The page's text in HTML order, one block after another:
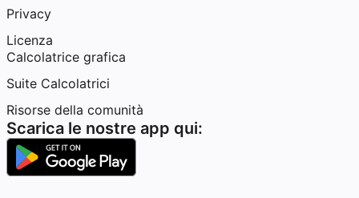
Privacy
Licenza
Calcolatrice grafica
Suite Calcolatrici
Risorse della comunità
Scarica le nostre app qui: